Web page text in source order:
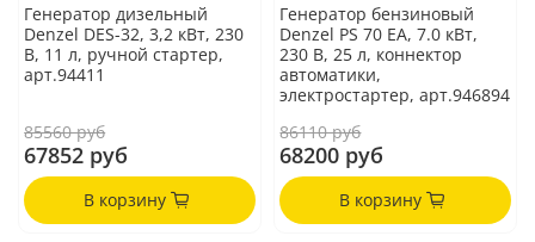
Генератор дизельный
Denzel DES-32, 3,2 кВт, 230
В, 11 л, ручной стартер,
арт.94411
85560 руб
67852 руб
В корзину
Генератор бензиновый
Denzel PS 70 EA, 7.0 кВт,
230 В, 25 л, коннектор
автоматики,
электростартер, арт.946894
86110 руб
68200 руб
В корзину